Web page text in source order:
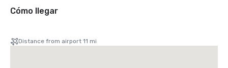
Cómo llegar
Distance from airport 11 mi